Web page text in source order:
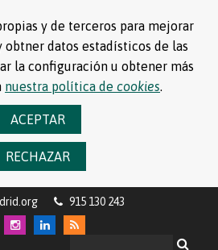
y de terceros para mejorar
obtner datos estadísticos de las
la configuración u obtener más
nuestra política de cookies.
ACEPTAR
RECHAZAR
915 130 243